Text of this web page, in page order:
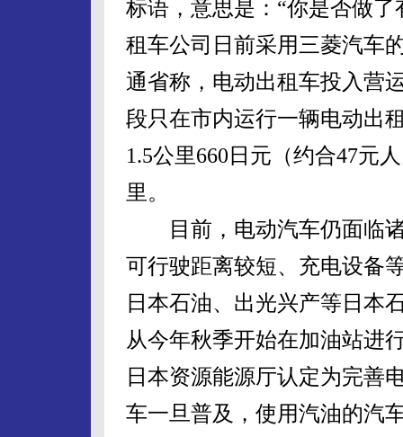
标语，意思是：“你是否做
租车公司日前采用三菱汽车
通省称，电动出租车投入营
段只在市内运行一辆电动出
1.5公里660日元（约合47元
里。
目前，电动汽车仍面临诸
可行驶距离较短、充电设备
日本石油、出光兴产等日本
从今年秋季开始在加油站进
日本资源能源厅认定为完善
车一旦普及，使用汽油的汽